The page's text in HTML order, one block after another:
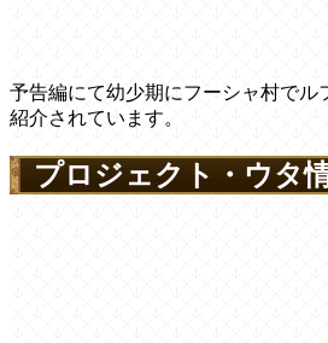
予告編にて幼少期にフーシャ村でル
紹介されています。
プロジェクト・ウタ